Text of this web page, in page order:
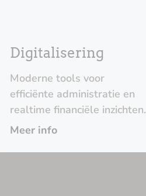
Digitalisering
Moderne tools voor
efficiënte administratie en
realtime financiële inzichten.
Meer info